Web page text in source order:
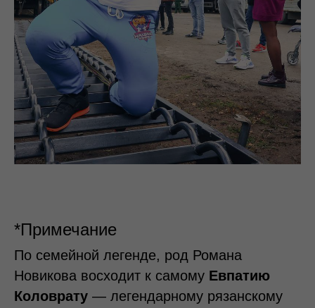
*Примечание
По семейной легенде, род Романа
Новикова восходит к самому Евпатию
Коловрату — легендарному рязанскому